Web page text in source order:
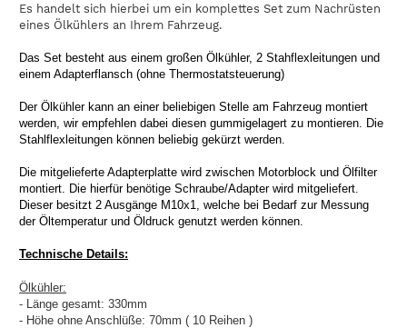
Es handelt sich hierbei um ein komplettes Set zum Nachrüsten
eines Ölkühlers an Ihrem Fahrzeug.
Das Set besteht aus einem großen Ölkühler, 2 Stahflexleitungen und
einem Adapterflansch (ohne Thermostatsteuerung)
Der Ölkühler kann an einer beliebigen Stelle am Fahrzeug montiert
werden, wir empfehlen dabei diesen gummigelagert zu montieren. Die
Stahlflexleitungen können beliebig gekürzt werden.
Die mitgelieferte Adapterplatte wird zwischen Motorblock und Ölfilter
montiert. Die hierfür benötige Schraube/Adapter wird mitgeliefert.
Dieser besitzt 2 Ausgänge M10x1, welche bei Bedarf zur Messung
der Öltemperatur und Öldruck genutzt werden können.
Technische Details:
Ölkühler:
- Länge gesamt: 330mm
- Höhe ohne Anschlüße: 70mm ( 10 Reihen )